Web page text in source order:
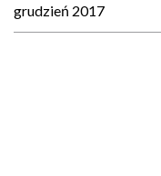
grudzień 2017